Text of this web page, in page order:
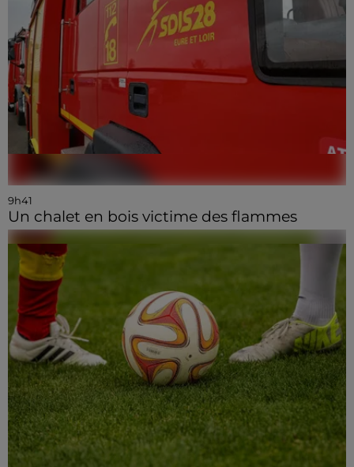
9h41
Un chalet en bois victime des flammes